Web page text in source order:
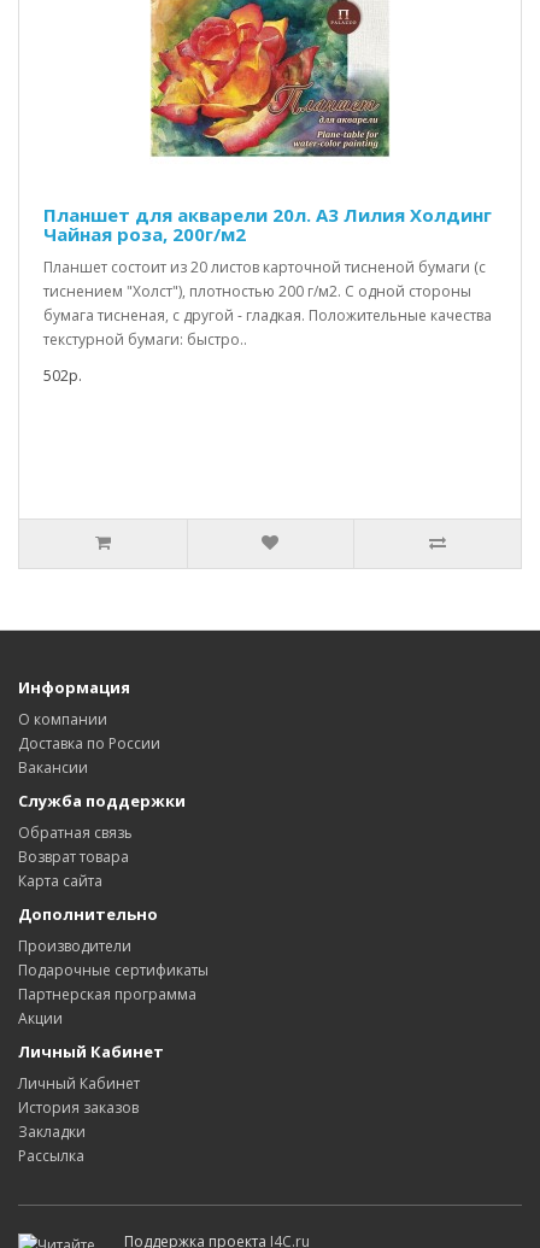
Планшет для акварели 20л. А3 Лилия Холдинг
Чайная роза, 200г/м2
Планшет состоит из 20 листов карточной тисненой бумаги (с
тиснением "Холст"), плотностью 200 г/м2. C одной стороны
бумага тисненая, с другой - гладкая. Положительные качества
текстурной бумаги: быстро..
502р.
Информация
О компании
Доставка по России
Вакансии
Служба поддержки
Обратная связь
Возврат товара
Карта сайта
Дополнительно
Производители
Подарочные сертификаты
Партнерская программа
Акции
Личный Кабинет
Личный Кабинет
История заказов
Закладки
Рассылка
Поддержка проекта I4C.ru